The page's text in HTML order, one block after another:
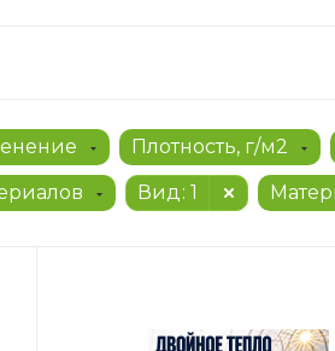
Плотность, г/м2
Вид: 1